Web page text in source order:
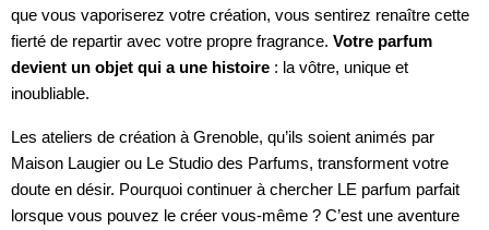
que vous vaporiserez votre création, vous sentirez renaître cette
fierté de repartir avec votre propre fragrance. Votre parfum
devient un objet qui a une histoire : la vôtre, unique et
inoubliable.
Les ateliers de création à Grenoble, qu’ils soient animés par
Maison Laugier ou Le Studio des Parfums, transforment votre
doute en désir. Pourquoi continuer à chercher LE parfum parfait
lorsque vous pouvez le créer vous-même ? C’est une aventure